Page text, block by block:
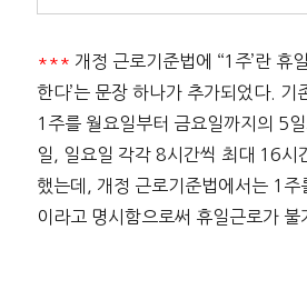
*** 개정 근로기준법에 ‘‘1주’란 휴
한다’는 문장 하나가 추가되었다. 기
1주를 월요일부터 금요일까지의 5
일, 일요일 각각 8시간씩 최대 16시
했는데, 개정 근로기준법에서는 1주
이라고 명시함으로써 휴일근로가 불